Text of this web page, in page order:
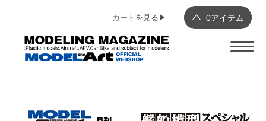
0アイテム
カートを見る▶︎